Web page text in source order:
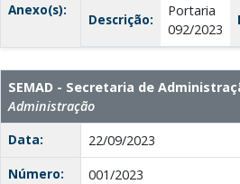
Anexo(s):
Descrição:
Portaria
092/2023
SEMAD - Secretaria de
Administração
Data:
22/09/2023
Número:
001/2023